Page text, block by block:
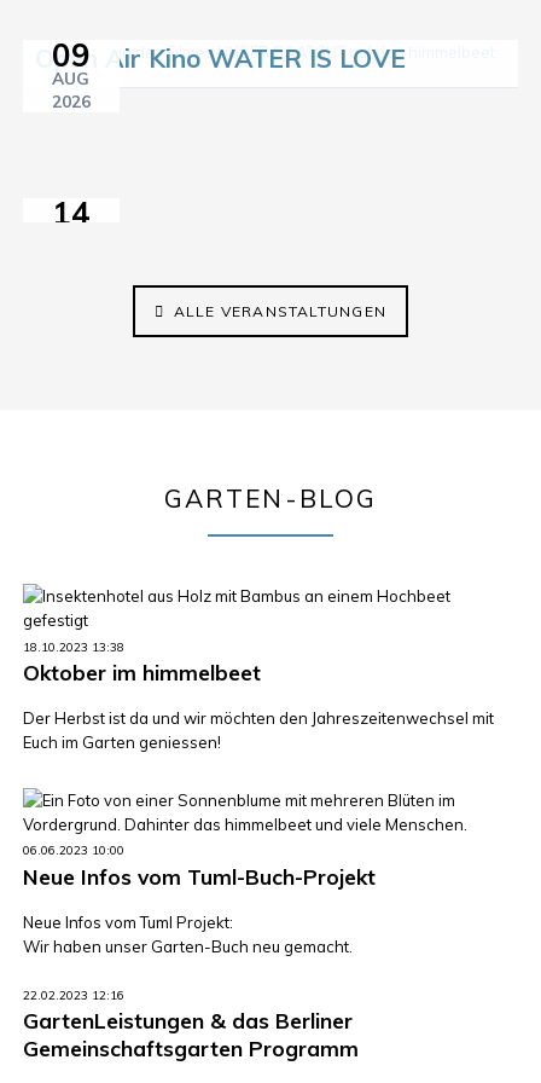
09
AUG
2026
Open Air Kino WATER IS LOVE
14
Sprach-
Café
ALLE VERANSTALTUNGEN
GARTEN-BLOG
18.10.2023 13:38
Oktober im himmelbeet
Der Herbst ist da und wir möchten den Jahreszeitenwechsel mit
Euch im Garten geniessen!
06.06.2023 10:00
Neue Infos vom Tuml-Buch-Projekt
Neue Infos vom Tuml Projekt:
Wir haben unser Garten-Buch neu gemacht.
22.02.2023 12:16
GartenLeistungen & das Berliner
Gemeinschaftsgarten Programm